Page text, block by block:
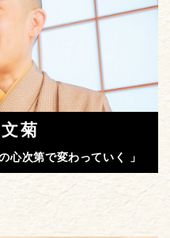
菊
心次第で変わっていく 」